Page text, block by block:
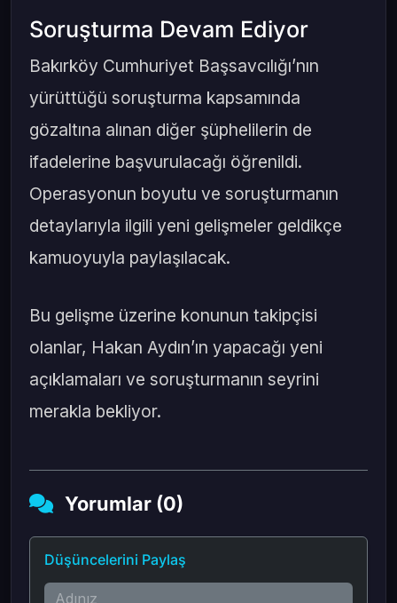
Soruşturma Devam Ediyor
Bakırköy Cumhuriyet Başsavcılığı’nın
yürüttüğü soruşturma kapsamında
gözaltına alınan diğer şüphelilerin de
ifadelerine başvurulacağı öğrenildi.
Operasyonun boyutu ve soruşturmanın
detaylarıyla ilgili yeni gelişmeler geldikçe
kamuoyuyla paylaşılacak.
Bu gelişme üzerine konunun takipçisi
olanlar, Hakan Aydın’ın yapacağı yeni
açıklamaları ve soruşturmanın seyrini
merakla bekliyor.
Yorumlar (0)
Düşüncelerini Paylaş